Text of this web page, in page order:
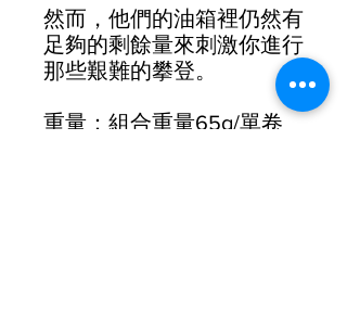
然而，他們的油箱裡仍然有
足夠的剩餘量來刺激你進行
那些艱難的攀登。
重量：組合重量65g/單卷